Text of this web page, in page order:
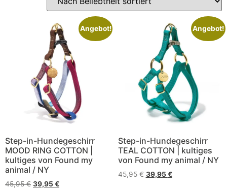
Angebot!
Step-in-Hundegeschirr
MOOD RING COTTON |
kultiges von Found my
animal / NY
45,95€ 39,95 €
Angebot!
Step-in-Hundegeschirr
TEAL COTTON | kultiges
von Found my animal / NY
45,95€ 39,95 €